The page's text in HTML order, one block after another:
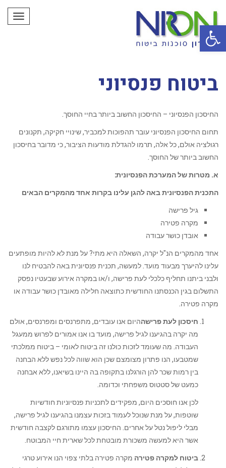
פתח סרגל נגישות
ביטוח פנסיוני
החיסכון הפנסיוני – החיסכון החשוב ביותר בחיי החוסך.
תחום החיסכון הפנסיוני עובר תהפוכות למכביר, שינויי חקיקה, תקנונים
רגולציה אולם, כל אלה, תרמו להגדלת מודעות הציבור, כי מדובר בחיסכון
החשוב ביותר של החוסך.
א. מטרות של המערכת הפנסיונית:
התכנית הפנסיונית באה להגן עלינו בקרות אחד מהמקרים הבאים
גיל פרישה
מקרה פטירה
אובדן כושר עבודה
אחד מהמקרים הנ"ל יקרה, השאלה היא מתי? על מנת לא להיות מופתעים
עלינו להיערך מבעוד מועד. למעשה, תכנית פנסיונית באה להבטיח לנו
ולבני ביתנו תחליף כלכלי לעת פרישה, ו/או במקרה אירוע שבעטיו נפסק
התשלום בגין הכנסתנו החודשית כתוצאה חלילה מאובדן כושר עבודה או
מקרה פטירה.
חיסכון לעת פרישההיום אנו עובדים, מתפרנסים ומפרנסים, אולם
מה יקרה בהגיענו לגיל פרישה, מועד בו אנו אמורים לפרוש ממעגל
העבודה. מה שעומד לזכות כולנו זה ביטוח לאומי – ביטוח ממלכתי
שמטבעו, הנו פתרון מצומצם שכן הוא שווה לכל נפש ללא הבחנה
בין רמות שכר להן הורגלנו בתקופה בה היינו בשיאנו, ללא אבחנה
כמעט של סטטוס משפחתי וכדומה.
לכן אנו חוסכים היום, מפקידים לתכניות פנסיוניות חודשיות
שוטפות, על מנת שנוכל לעמוד בזכות עצמנו בהגיענו לגיל פרישה,
מבלי ליפול נטל על אחרים. החיסכון עצמו מתורגם לקצבה חודשית
אשר היא למעשה משכורת מובטחת לכל שארית חיי המבוטח.
ביטוח למקרה פטירה מקרה פטירה בלתי צפוי הנו אירוע טרגי